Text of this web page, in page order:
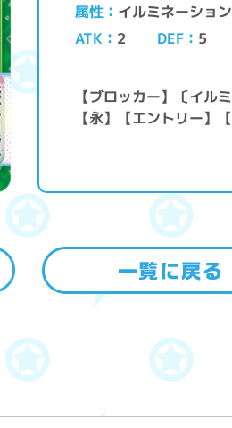
属性 イルミネーショ
ATK 2 DEF 5
【ブロッカー】〔イル
【永】【エントリー】